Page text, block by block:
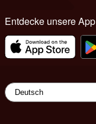
Entdecke unsere App